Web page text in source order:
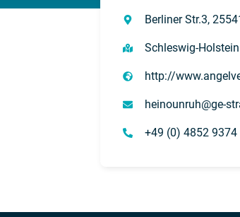
Berliner Str.3,
Schleswig-Holstein
http://
heinounruh@ge-
+49 (0) 4852 9374